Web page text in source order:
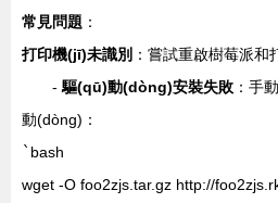
常見問題 ：
打印機(jī)未識別 ：嘗試重啟樹莓派和
- 驅(qū)動(dòng)安裝失敗 ：手
動(dòng)：
` bash
wget -O foo2zjs.tar.gz http://